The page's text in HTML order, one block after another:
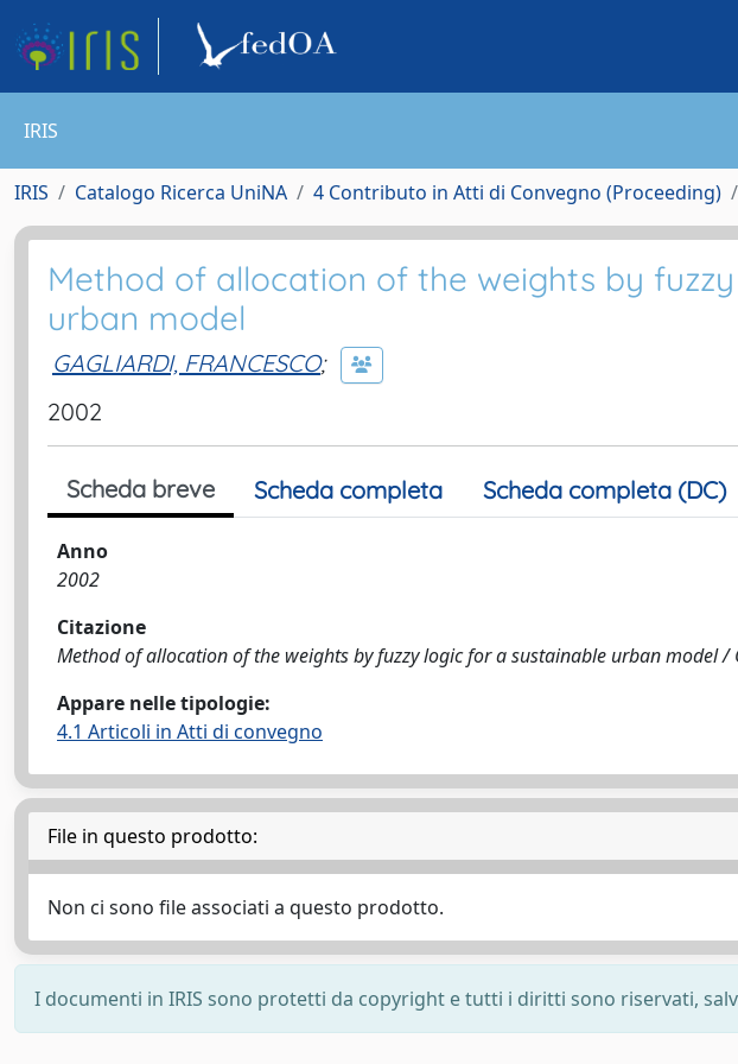
IRIS
IRIS Catalogo Ricerca UniNA 4 Contributo in Atti di Convegno (Proceeding)
Method of allocation of the weights by
urban model
GAGLIARDI, FRANCESCO;
2002
Scheda breve Scheda completa Scheda completa (DC)
Anno
2002
Citazione
Method of allocation of the weights by fuzzy logic for a sustainable urban model /
Appare nelle tipologie:
4.1 Articoli in Atti di convegno
File in questo prodotto:
Non ci sono file associati a questo prodotto.
I documenti in IRIS sono protetti da copyright e tutti i diritti sono riservati,